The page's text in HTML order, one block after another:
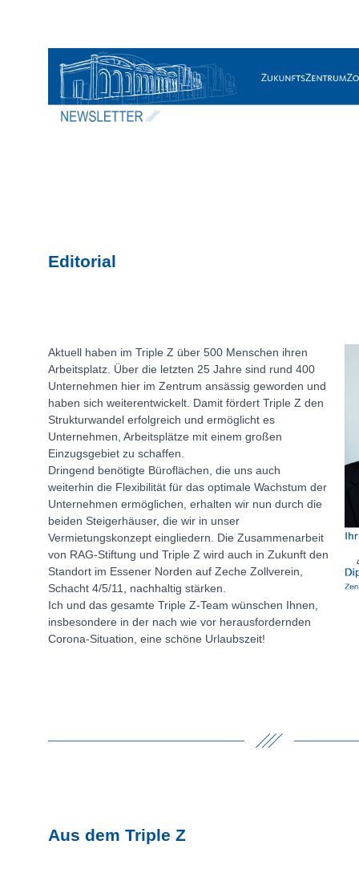
Editorial
Aktuell haben im Triple Z über 500 Menschen ihren
Arbeitsplatz. Über die letzten 25 Jahre sind rund 400
Unternehmen hier im Zentrum ansässig geworden und
haben sich weiterentwickelt. Damit fördert Triple Z den
Strukturwandel erfolgreich und ermöglicht es
Unternehmen, Arbeitsplätze mit einem großen
Einzugsgebiet zu schaffen.
Dringend benötigte Büroflächen, die uns auch
weiterhin die Flexibilität für das optimale Wachstum der
Unternehmen ermöglichen, erhalten wir nun durch die
beiden Steigerhäuser, die wir in unser
Vermietungskonzept eingliedern. Die Zusammenarbeit
von RAG-Stiftung und Triple Z wird auch in Zukunft den
Standort im Essener Norden auf Zeche Zollverein,
Schacht 4/5/11, nachhaltig stärken.
Ich und das gesamte Triple Z-Team wünschen Ihnen,
insbesondere in der nach wie vor herausfordernden
Corona-Situation, eine schöne Urlaubszeit!
Aus dem Triple Z